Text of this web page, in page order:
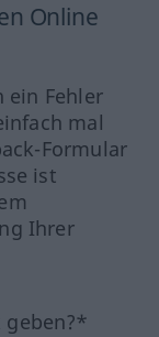
Online
ein Fehler
mal
Formular
ist
Ihrer
geben?*